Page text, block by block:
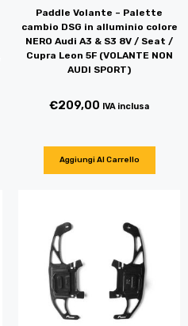
Paddle Volante – Palette
cambio DSG in alluminio colore
NERO Audi A3 & S3 8V / Seat /
Cupra Leon 5F (VOLANTE NON
AUDI SPORT)
€209,00 IVA inclusa
Aggiungi Al Carrello